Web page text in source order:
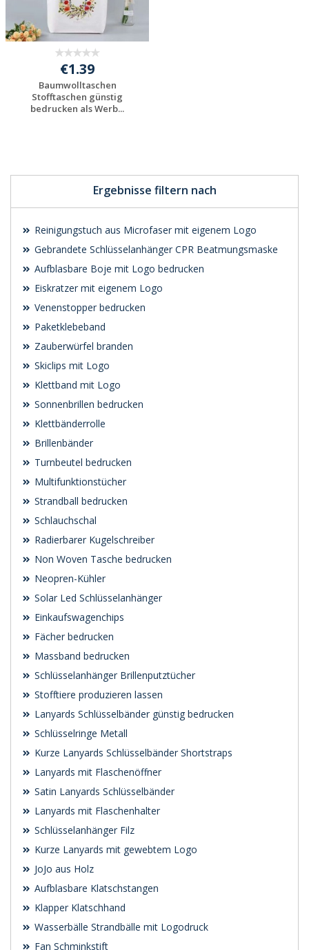
Ergebnisse filtern nach
Reinigungstuch aus Microfaser mit eigenem Logo
Gebrandete Schlüsselanhänger CPR Beatmungsmaske
Aufblasbare Boje mit Logo bedrucken
Eiskratzer mit eigenem Logo
Venenstopper bedrucken
Paketklebeband
Zauberwürfel branden
Skiclips mit Logo
Klettband mit Logo
Sonnenbrillen bedrucken
Klettbänderrolle
Brillenbänder
Turnbeutel bedrucken
Multifunktionstücher
Strandball bedrucken
Schlauchschal
Radierbarer Kugelschreiber
Non Woven Tasche bedrucken
Neopren-Kühler
Solar Led Schlüsselanhänger
Einkaufswagenchips
Fächer bedrucken
Massband bedrucken
Schlüsselanhänger Brillenputztücher
Stofftiere produzieren lassen
Lanyards Schlüsselbänder günstig bedrucken
Schlüsselringe Metall
Kurze Lanyards Schlüsselbänder Shortstraps
Lanyards mit Flaschenöffner
Satin Lanyards Schlüsselbänder
Lanyards mit Flaschenhalter
Schlüsselanhänger Filz
Kurze Lanyards mit gewebtem Logo
JoJo aus Holz
Aufblasbare Klatschstangen
Klapper Klatschhand
Wasserbälle Strandbälle mit Logodruck
Fan Schminkstift
€1.39
Baumwolltaschen
Stofftaschen günstig
bedrucken als Werb...